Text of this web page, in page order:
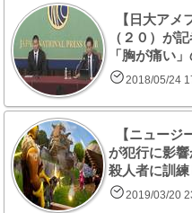
【日大アメ
（２０）が
「胸が痛い
2018/05/24
【ニュージ
が犯行に影
殺人者に訓練
2019/03/20